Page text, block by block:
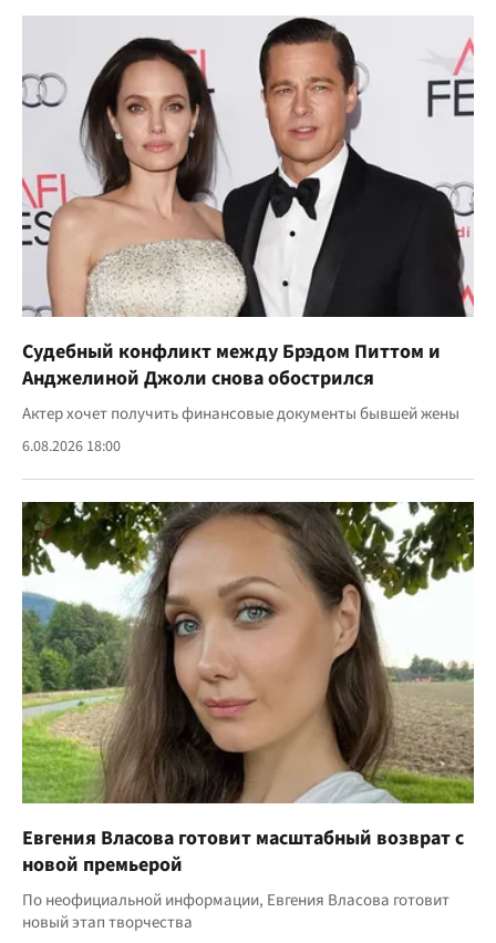
Судебный конфликт между Брэдом Питтом и
Анджелиной Джоли снова обострился
Актер хочет получить финансовые документы бывшей жены
6.08.2026 18:00
Евгения Власова готовит масштабный возврат с
новой премьерой
По неофициальной информации, Евгения Власова готовит
новый этап творчества